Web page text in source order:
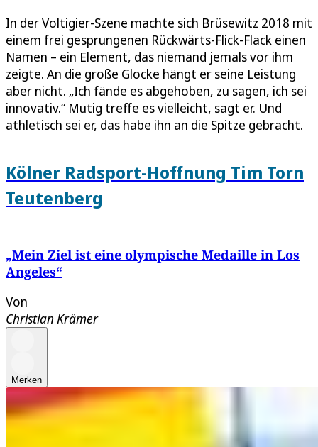
In der Voltigier-Szene machte sich Brüsewitz 2018 mit
einem frei gesprungenen Rückwärts-Flick-Flack einen
Namen – ein Element, das niemand jemals vor ihm
zeigte. An die große Glocke hängt er seine Leistung
aber nicht. „Ich fände es abgehoben, zu sagen, ich sei
innovativ.“ Mutig treffe es vielleicht, sagt er. Und
athletisch sei er, das habe ihn an die Spitze gebracht.
Kölner Radsport-Hoffnung Tim Torn
Teutenberg
„Mein Ziel ist eine olympische Medaille in Los
Angeles“
Von
Christian Krämer
Merken